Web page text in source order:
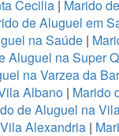
Cecilia| Marido
de Aluguel em
na Saúde|
Aluguel na Super
na Varzea da
Albano | Marido
de Aluguel na
Alexandria |